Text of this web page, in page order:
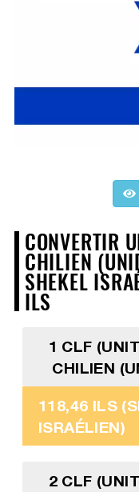
CONVERTIR
CHILIEN
SHEKEL
ILS
1 CLF
CHILIEN
118,46 ILS
ISRAÉLIEN)
2 CLF